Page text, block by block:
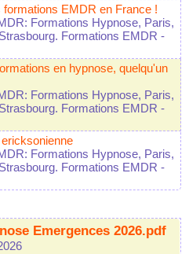
EMDR en France !
Formations Hypnose, Paris,
Formations EMDR -
en hypnose, quelqu'un
Formations Hypnose, Paris,
Formations EMDR -
Formations Hypnose, Paris,
Formations EMDR -
Emergences 2026.pdf